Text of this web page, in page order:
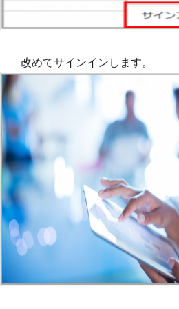
改めてサインインします。